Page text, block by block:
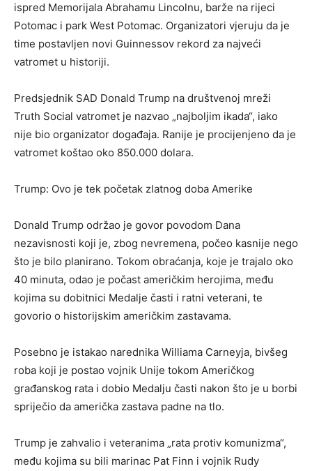
ispred Memorijala Abrahamu Lincolnu, barže na rijeci
Potomac i park West Potomac. Organizatori vjeruju da je
time postavljen novi Guinnessov rekord za najveći
vatromet u historiji.
Predsjednik SAD Donald Trump na društvenoj mreži
Truth Social vatromet je nazvao „najboljim ikada“, iako
nije bio organizator događaja. Ranije je procijenjeno da je
vatromet koštao oko 850.000 dolara.
Trump: Ovo je tek početak zlatnog doba Amerike
Donald Trump održao je govor povodom Dana
nezavisnosti koji je, zbog nevremena, počeo kasnije nego
što je bilo planirano. Tokom obraćanja, koje je trajalo oko
40 minuta, odao je počast američkim herojima, među
kojima su dobitnici Medalje časti i ratni veterani, te
govorio o historijskim američkim zastavama.
Posebno je istakao narednika Williama Carneyja, bivšeg
roba koji je postao vojnik Unije tokom Američkog
građanskog rata i dobio Medalju časti nakon što je u borbi
spriječio da američka zastava padne na tlo.
Trump je zahvalio i veteranima „rata protiv komunizma“,
među kojima su bili marinac Pat Finn i vojnik Rudy